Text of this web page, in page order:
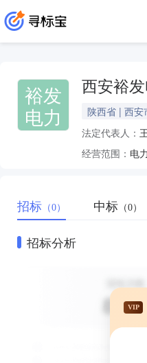
裕发
电力
西安裕
陕西省 | 西安
法定代表人：
经营范围：
招标 （0） 中标 （0）
招标分析
VIP